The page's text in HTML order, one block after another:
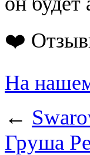
❤️
На
←
Груша